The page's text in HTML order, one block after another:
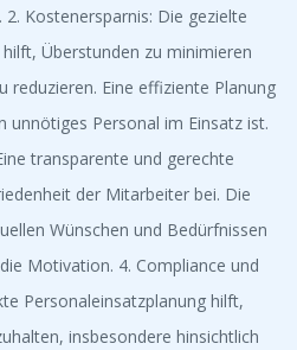
Kostenersparnis: Die gezielte
Überstunden zu minimieren
reduzieren. Eine effiziente Planung
unnötiges Personal im Einsatz ist.
transparente und gerechte
der Mitarbeiter bei. Die
Wünschen und Bedürfnissen
Motivation. 4. Compliance und
Personaleinsatzplanung hilft,
insbesondere hinsichtlich